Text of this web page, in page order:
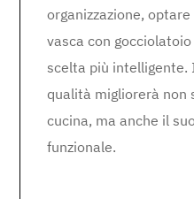
organizzazione,
vasca con
scelta più intelligente.
qualità migliorerà non
cucina, ma anche il
funzionale.